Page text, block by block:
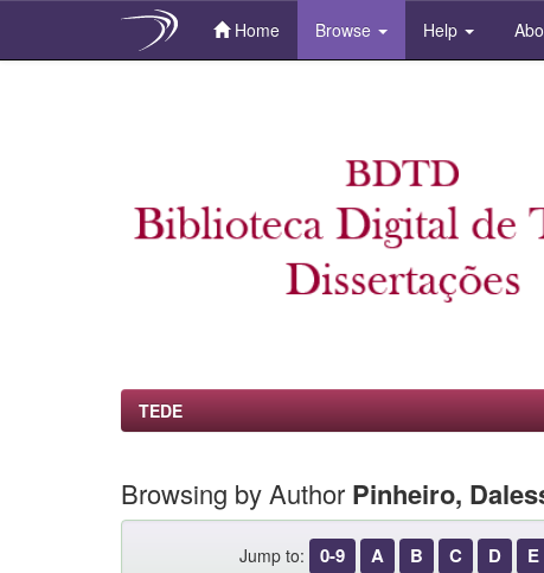
Home Browse Help
TEDE
Browsing by Author Pinheiro,
Jump to: 0-9 A B C D E